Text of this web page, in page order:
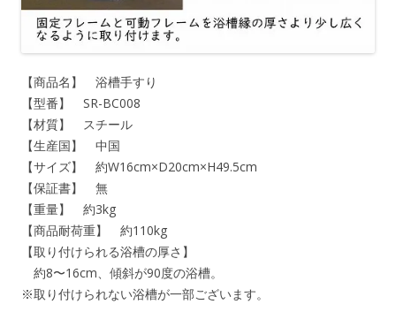
【商品名】 浴槽手すり
【型番】 SR-BC008
【材質】 スチール
【生産国】 中国
【サイズ】 約W16cm×D20cm×H49.5cm
【保証書】 無
【重量】 約3kg
【商品耐荷重】 約110kg
【取り付けられる浴槽の厚さ】
約8〜16cm、傾斜が90度の浴槽。
※取り付けられない浴槽が一部ございます。